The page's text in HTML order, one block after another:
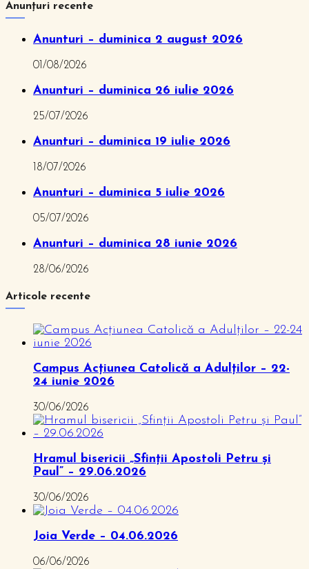
Anunțuri recente
Anunturi – duminica 2 august 2026
01/08/2026
Anunturi – duminica 26 iulie 2026
25/07/2026
Anunturi – duminica 19 iulie 2026
18/07/2026
Anunturi – duminica 5 iulie 2026
05/07/2026
Anunturi – duminica 28 iunie 2026
28/06/2026
Articole recente
Campus Acțiunea Catolică a Adulților – 22-
24 iunie 2026
30/06/2026
Hramul bisericii „Sfinții Apostoli Petru și
Paul” – 29.06.2026
30/06/2026
Joia Verde – 04.06.2026
06/06/2026